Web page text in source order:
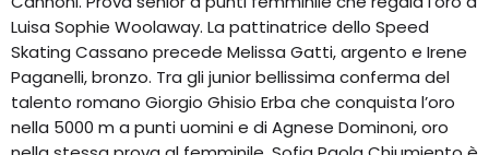
Luisa Sophie Woolaway. La pattinatrice dello Speed
Skating Cassano precede Melissa Gatti, argento e Irene
Paganelli, bronzo. Tra gli junior bellissima conferma del
talento romano Giorgio Ghisio Erba che conquista l’oro
nella 5000 m a punti uomini e di Agnese Dominoni, oro